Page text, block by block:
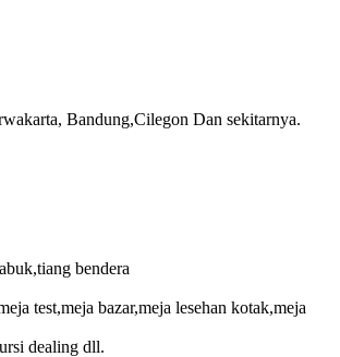
Bandung,Cilegon Dan sekitarnya.
bendera
test,meja bazar,meja lesehan kotak,meja
dealing dll.